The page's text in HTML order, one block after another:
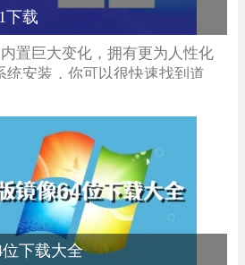
下载
置巨大变化，拥有更为人性化
统安装，你可以很快速找到道
完成安装，不用担心如何操
让你能获得更多选择，每一个
，肯定会有你想要去体验的版
下载大全